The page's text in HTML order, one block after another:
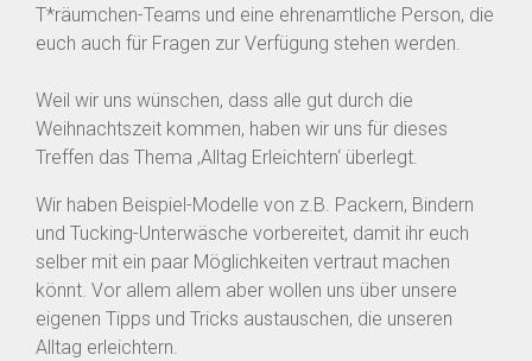
T*räumchen-Teams und eine ehrenamtliche Person, die
euch auch für Fragen zur Verfügung stehen werden.
Weil wir uns wünschen, dass alle gut durch die
Weihnachtszeit kommen, haben wir uns für dieses
Treffen das Thema ‚Alltag Erleichtern‘ überlegt.
Wir haben Beispiel-Modelle von z.B. Packern, Bindern
und Tucking-Unterwäsche vorbereitet, damit ihr euch
selber mit ein paar Möglichkeiten vertraut machen
könnt. Vor allem allem aber wollen uns über unsere
eigenen Tipps und Tricks austauschen, die unseren
Alltag erleichtern.